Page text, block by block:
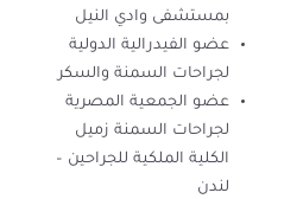
بمستشفى وادي النيل
عضو الفيدرالية الدولية
لجراحات السمنة والسكر
عضو الجمعية المصرية
لجراحات السمنة زميل
الكلية الملكية للجراحين –
لندن